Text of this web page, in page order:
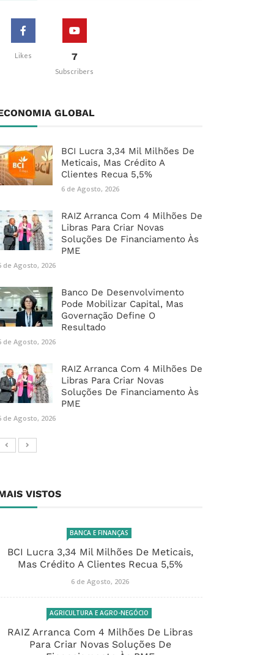
Likes 7
Subscribers
GLOBAL
BCI Lucra 3,34 Mil Milhões De
Meticais, Mas Crédito A
Clientes Recua 5,5%
6 de Agosto, 2026
RAIZ Arranca Com 4 Milhões De
Libras Para Criar Novas
Soluções De Financiamento Às
PME
de Agosto, 2026
Banco De Desenvolvimento
Pode Mobilizar Capital, Mas
Governação Define O
Resultado
de Agosto, 2026
RAIZ Arranca Com 4 Milhões De
Libras Para Criar Novas
Soluções De Financiamento Às
PME
de Agosto, 2026
VISTOS
BANCA E FINANÇAS
BCI Lucra 3,34 Mil Milhões De Meticais,
Mas Crédito A Clientes Recua 5,5%
6 de Agosto, 2026
AGRICULTURA E AGRO-NEGÓCIO
RAIZ Arranca Com 4 Milhões De Libras
Para Criar Novas Soluções De